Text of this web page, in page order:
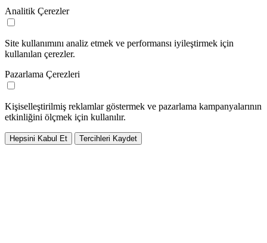
Analitik Çerezler
Site kullanımını analiz etmek ve performansı iyileştirmek için
kullanılan çerezler.
Pazarlama Çerezleri
Kişiselleştirilmiş reklamlar göstermek ve pazarlama kampanyalarının
etkinliğini ölçmek için kullanılır.
Hepsini Kabul Et Tercihleri Kaydet